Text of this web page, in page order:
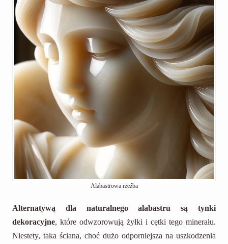
Alabastrowa rzeźba
Alternatywą dla naturalnego alabastru są tynki
dekoracyjne, które odwzorowują żyłki i cętki tego minerału.
Niestety, taka ściana, choć dużo odporniejsza na uszkodzenia